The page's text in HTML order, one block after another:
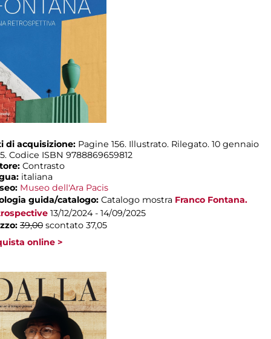
di acquisizione: Pagine 156. Illustrato. Rilegato. 10 gennaio
Codice ISBN 9788869659812
Contrasto
italiana
Museo dell'Ara Pacis
guida/catalogo: Catalogo mostra Franco Fontana.
13/12/2024 - 14/09/2025
39,00 scontato 37,05
online >